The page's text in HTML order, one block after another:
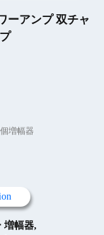
ーアンプ 双チャ
増幅器
増幅器,